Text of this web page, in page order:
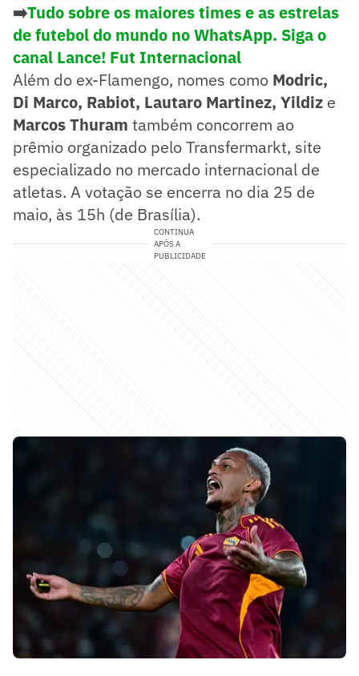
➡️Tudo sobre os maiores times e as estrelas
de futebol do mundo no WhatsApp. Siga o
canal Lance! Fut Internacional
Além do ex-Flamengo, nomes como Modric,
Di Marco, Rabiot, Lautaro Martinez, Yildiz e
Marcos Thuram também concorrem ao
prêmio organizado pelo Transfermarkt, site
especializado no mercado internacional de
atletas. A votação se encerra no dia 25 de
maio, às 15h (de Brasília).
CONTINUA
APÓS A
PUBLICIDADE